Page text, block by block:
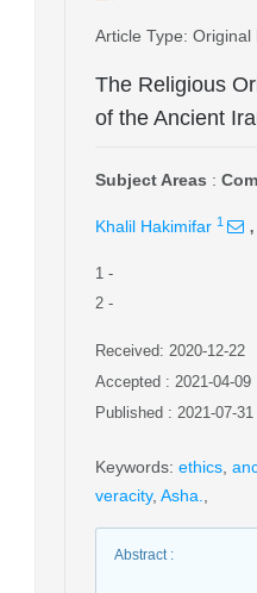
Article Type: Original
The Religious
of the Ancient
Subject Areas :
Khalil Hakimifar 1 ,
1 -
2 -
Received: 2020-12-22
Accepted : 2021-04-09
Published : 2021-07-31
Keywords: ethics
veracity, Asha.
Abstract: